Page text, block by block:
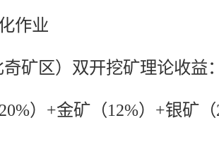
作业
矿区）双开挖矿理论收益
）+金矿（12%）+银矿（